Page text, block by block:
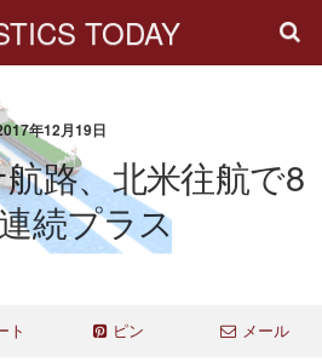
TODAY
年12月19日
路、北米往航で8
続プラス
ト ピン メール